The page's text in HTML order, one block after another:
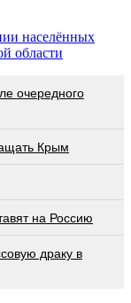
населённых
области
очередного
Крым
на Россию
драку в